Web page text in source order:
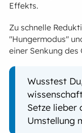
Effekts.
Zu schnelle
"Hungermodus"
einer Senkung des
Wusstest
Setze lieber
Umstellung